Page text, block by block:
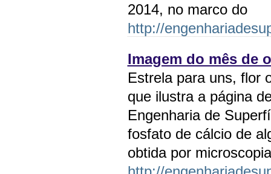
2014, no marco do
http://
Imagem do mês de
Estrela para uns, flor
que ilustra a página
Engenharia de
fosfato de cálcio de
obtida por